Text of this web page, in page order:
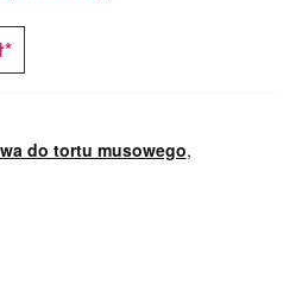
do tortu musowego,